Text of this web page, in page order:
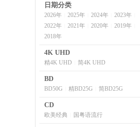
日期分类
2026年 2025年 2024年 2023年
2022年 2021年 2020年 2019年
2018年
4K UHD
精4K UHD 简4K UHD
BD
BD50G 精BD25G 简BD25G
CD
欧美经典 国粤语流行